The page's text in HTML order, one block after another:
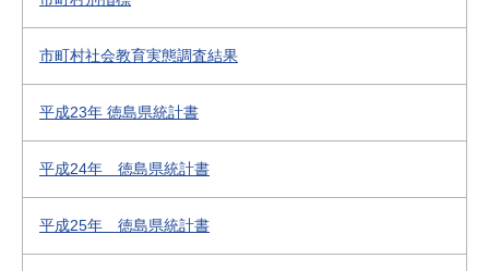
市町村社会教育実態調査結果
平成23年 徳島県統計書
平成24年 徳島県統計書
平成25年 徳島県統計書